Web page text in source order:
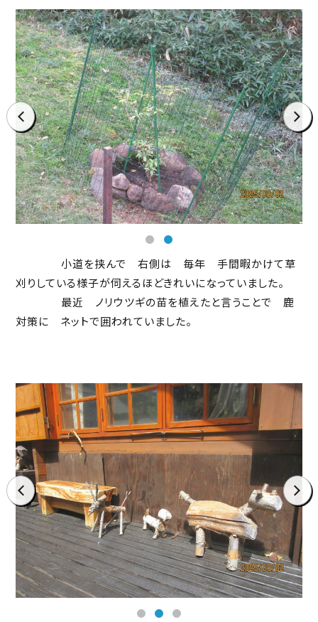
prev next
小道を挟んで 右側は 毎年 手間暇かけて草
刈りしている様子が伺えるほどきれいになっていました。
最近 ノリウツギの苗を植えたと言うことで 鹿
対策に ネットで囲われていました。
prev next